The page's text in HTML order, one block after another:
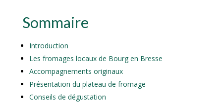
Sommaire
Introduction
Les fromages locaux de Bourg en Bresse
Accompagnements originaux
Présentation du plateau de fromage
Conseils de dégustation